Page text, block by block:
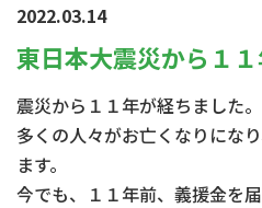
2022.03.14
東日本大震災から１
震災から１１年が経ちました。
多くの人々がお亡くなりにな
ます。
今でも、１１年前、義援金を